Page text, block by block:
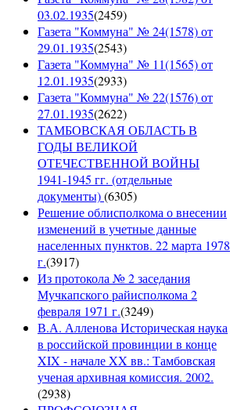
03.02.1935(2459)
Газета "Коммуна" № 24(1578) от
29.01.1935(2543)
Газета "Коммуна" № 11(1565) от
12.01.1935(2933)
Газета "Коммуна" № 22(1576) от
27.01.1935(2622)
ТАМБОВСКАЯ ОБЛАСТЬ В
ГОДЫ ВЕЛИКОЙ
ОТЕЧЕСТВЕННОЙ ВОЙНЫ
1941-1945 гг. (отдельные
документы)(6305)
Решение облисполкома о внесении
изменений в учетные данные
населенных пунктов. 22 марта 1978
г.(3917)
Из протокола № 2 заседания
Мучкапского райисполкома 2
февраля 1971 г.(3249)
В.А. Алленова Историческая наука
в российской провинции в конце
XIX - начале XX вв.: Тамбовская
ученая архивная комиссия. 2002.
(2938)